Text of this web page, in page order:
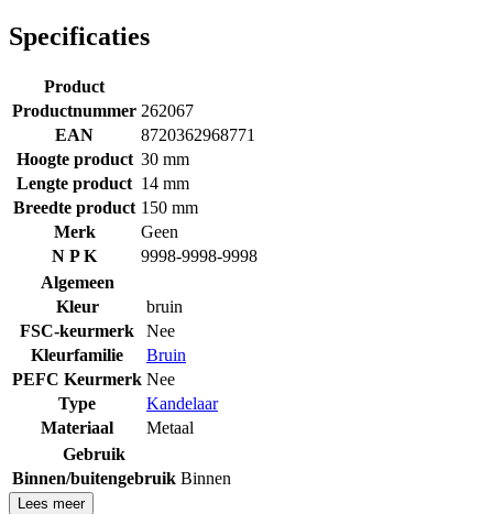
Specificaties
Product
Productnummer 262067
EAN
8720362968771
Hoogte product 30 mm
Lengte product 14 mm
Breedte product 150 mm
Merk
Geen
N P K
9998-9998-9998
Algemeen
Kleur
bruin
FSC-keurmerk
Nee
Kleurfamilie
Bruin
PEFC Keurmerk Nee
Type
Kandelaar
Materiaal
Metaal
Gebruik
Binnen/buitengebruik Binnen
Lees meer